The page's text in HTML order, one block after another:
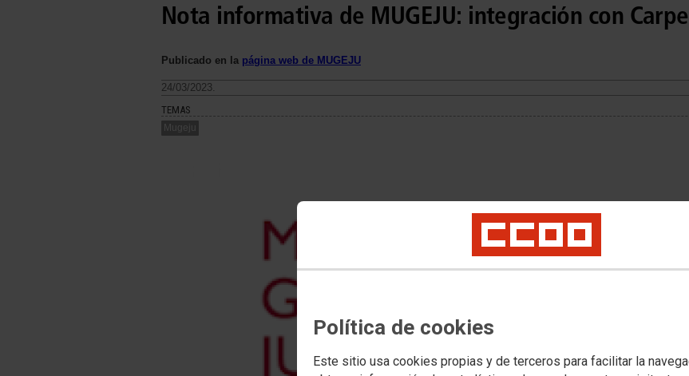
Política de cookies
Este sitio usa cookies propias y de terceros para facilitar la
Nota informativa de MUGEJU: integración con
Publicado en la página web de MUGEJU
24/03/2023.
TEMAS
Mugeju